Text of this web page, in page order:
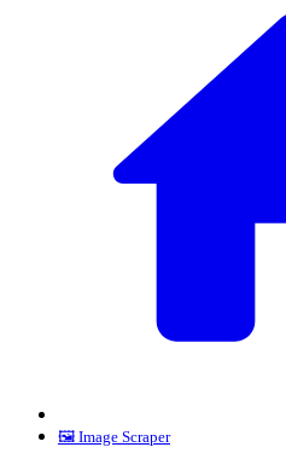
🖼️ Image Scraper